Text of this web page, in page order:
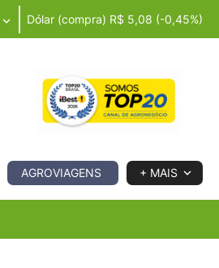
Dólar (compra) R$ 5,08 (-0,45%)
AGROVIAGENS + MAIS